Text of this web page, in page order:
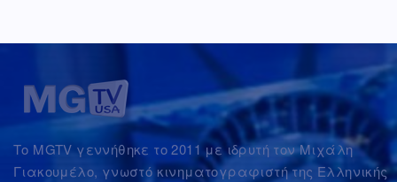
Το MGTV γεννήθηκε το 2011 με ιδρυτή τον Μιχάλη
Γιακουμέλο, γνωστό κινηματογραφιστή της Ελληνικής